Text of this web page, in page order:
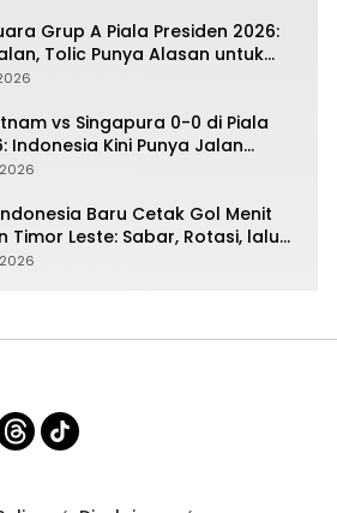
Grup A Piala Presiden 2026:
Tolic Punya Alasan untuk
vs Singapura 0-0 di Piala
Indonesia Kini Punya Jalan
Baru Cetak Gol Menit
Timor Leste: Sabar, Rotasi, lalu